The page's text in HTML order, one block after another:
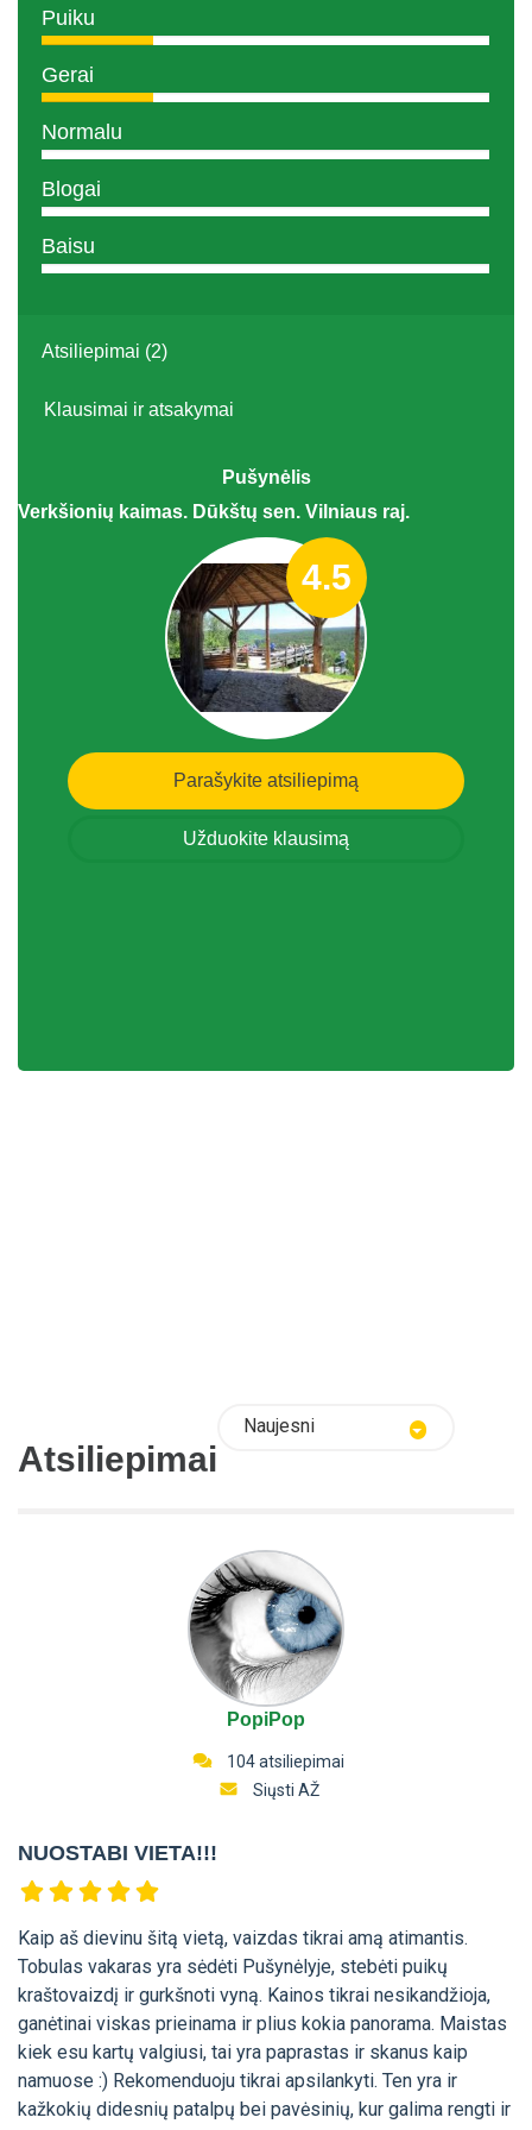
Puiku
Gerai
Normalu
Blogai
Baisu
Atsiliepimai (2)
Klausimai ir atsakymai
Pušynėlis
Verkšionių kaimas. Dūkštų sen. Vilniaus raj.
4.5
Parašykite atsiliepimą
Užduokite klausimą
Atsiliepimai
Naujesni
PopiPop
104 atsiliepimai
Siųsti AŽ
NUOSTABI VIETA!!!
Kaip aš dievinu šitą vietą, vaizdas tikrai amą atimantis.
Tobulas vakaras yra sėdėti Pušynėlyje, stebėti puikų
kraštovaizdį ir gurkšnoti vyną. Kainos tikrai nesikandžioja,
ganėtinai viskas prieinama ir plius kokia panorama. Maistas
kiek esu kartų valgiusi, tai yra paprastas ir skanus kaip
namuose :) Rekomenduoju tikrai apsilankyti. Ten yra ir
kažkokių didesnių patalpų bei pavėsinių, kur galima rengti ir